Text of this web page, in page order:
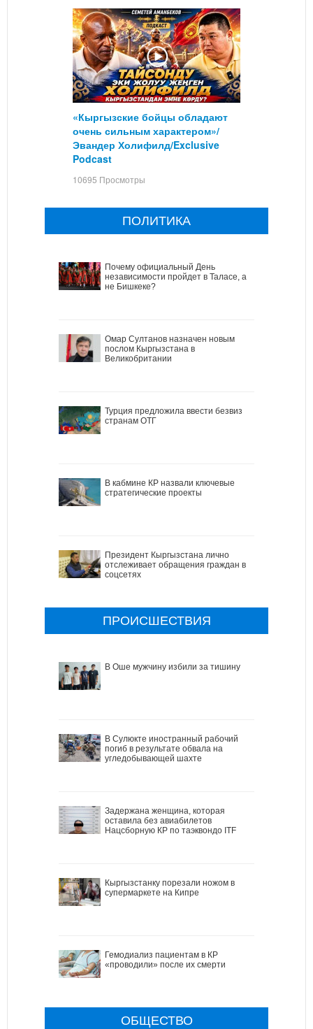
«Кыргызские бойцы обладают
очень сильным характером»/
Эвандер Холифилд/Exclusive
Podcast
10695 Просмотры
ПОЛИТИКА
Почему официальный День
независимости пройдет в Таласе, а
не Бишкеке?
Омар Султанов назначен новым
послом Кыргызстана в
Великобритании
Турция предложила ввести безвиз
странам ОТГ
В кабмине КР назвали ключевые
стратегические проекты
Президент Кыргызстана лично
отслеживает обращения граждан в
соцсетях
ПРОИСШЕСТВИЯ
В Оше мужчину избили за тишину
В Сулюкте иностранный рабочий
погиб в результате обвала на
угледобывающей шахте
Задержана женщина, которая
оставила без авиабилетов
Нацсборную КР по таэквондо ITF
Кыргызстанку порезали ножом в
супермаркете на Кипре
Гемодиализ пациентам в КР
«проводили» после их смерти
ОБЩЕСТВО